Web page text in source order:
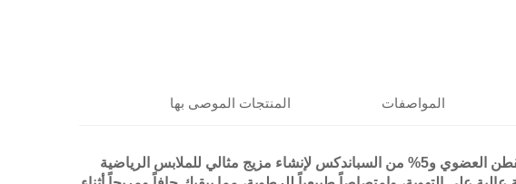
المواصفات المنتجات الموصى بها
يجمع هذا القماش الفرنسي عالي الجودة بين 95% من القطن العضوي و5% من السباندكس لإنشاء مزيج مثالي للملابس الرياضية